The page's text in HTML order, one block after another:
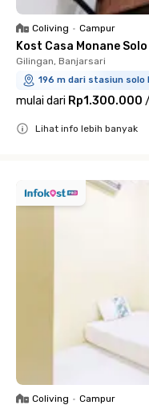
Coliving • Campur
Kost Casa Monane
Gilingan, Banjarsari
196 m dari stasiun solo
mulai dari Rp1.300.000 /
Lihat info lebih banyak
Coliving • Campur